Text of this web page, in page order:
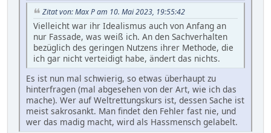
Zitat von: Max P am 10. Mai 2023, 19:55:42
Vielleicht war ihr Idealismus auch von Anfang an
nur Fassade, was weiß ich. An den Sachverhalten
bezüglich des geringen Nutzens ihrer Methode, die
ich gar nicht verteidigt habe, ändert das nichts.
Es ist nun mal schwierig, so etwas überhaupt zu
hinterfragen (mal abgesehen von der Art, wie ich das
mache). Wer auf Weltrettungskurs ist, dessen Sache ist
meist sakrosankt. Man findet den Fehler fast nie, und
wer das madig macht, wird als Hassmensch gelabelt.